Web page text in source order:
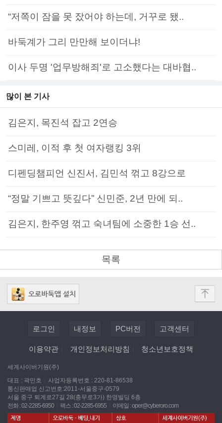
“저쪽이 잠을 못 잤어야 하는데, 거꾸로 됐..
바둑계가 그리 만만해 보이더냐!
이사 두명 '업무방해죄'로 고소했다는 대바협..
많이 본 기사
김은지, 목진석 잡고 2연승
스미레, 이적 후 첫 여자랭킹 3위
디펜딩챔피언 신진서, 김민석 꺾고 8강으로
“정말 기쁘고 뜻깊다” 신민준, 2년 만에 되..
김은지, 한주영 꺾고 숙녀팀에 소중한 1승 선..
목록
로그인 내정보 PC버전 고객센터
이용약관 개인정보처리방침 청소년보호정책
세계사이버기원(주)
대표 : 곽민호
사업자등록번호 : 220-81-86538
통신판매업 신고번호:2011-서울중구-0579
서울 중구 퇴계로27길 28(충무로3가) 한영빌딩 6층
전화 : 02-2285-6950
팩스 : 02-2285-6955 이메일 :oper@cyberoro.com